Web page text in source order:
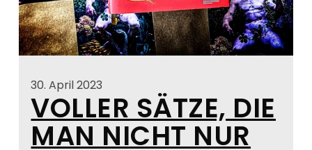
30. April 2023
VOLLER SÄTZE, DIE
MAN NICHT NUR